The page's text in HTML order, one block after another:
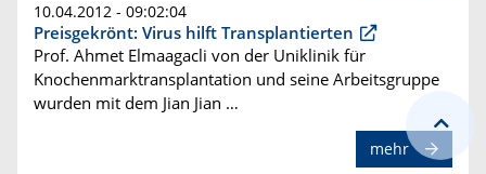
10.04.2012 - 09:02:04
Preisgekrönt: Virus hilft Transplantierten
Prof. Ahmet Elmaagacli von der Uniklinik für
Knochenmarktransplantation und seine Arbeitsgruppe
wurden mit dem Jian Jian …
mehr